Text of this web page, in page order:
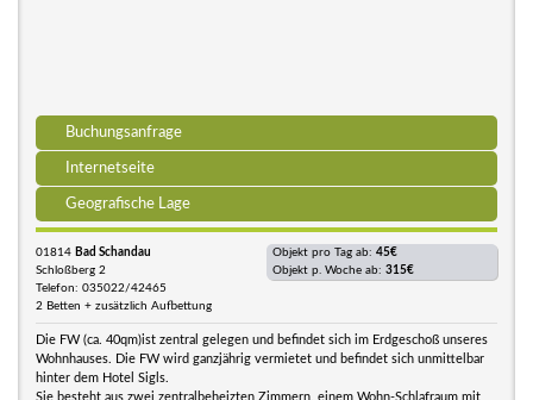
Buchungsanfrage
Internetseite
Geografische Lage
01814 Bad Schandau
Schloßberg 2
Telefon: 035022/42465
2 Betten + zusätzlich Aufbettung
Objekt pro Tag ab: 45€
Objekt p. Woche ab: 315€
Die FW (ca. 40qm)ist zentral gelegen und befindet sich im Erdgeschoß unseres
Wohnhauses. Die FW wird ganzjährig vermietet und befindet sich unmittelbar
hinter dem Hotel Sigls.
Sie besteht aus zwei zentralbeheizten Zimmern, einem Wohn-Schlafraum mit